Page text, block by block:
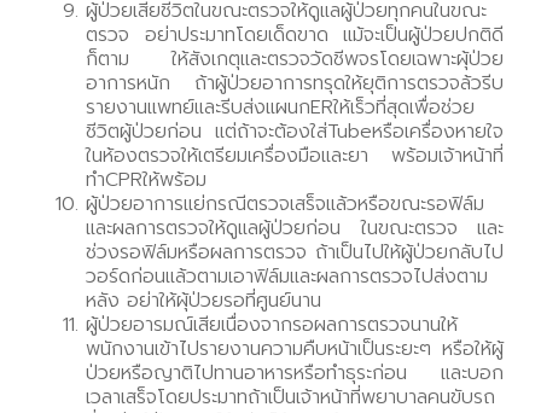
ผู้ป่วยเสียชีวิตในขณะตรวจให้ดูแลผู้ป่วยทุกคนในขณะ
ตรวจ อย่าประมาทโดยเด็ดขาด แม้จะเป็นผู้ป่วยปกติดี
ก็ตาม ให้สังเกตุและตรวจวัดชีพจรโดยเฉพาะผุ้ป่วย
อาการหนัก ถ้าผู้ป่วยอาการทรุดให้ยุติการตรวจล้วรีบ
รายงานแพทย์และรีบส่งแผนกERให้เร็วที่สุดเพื่อช่วย
ชีวิตผู้ป่วยก่อน แต่ถ้าจะต้องใส่Tubeหรือเครื่องหายใจ
ในห้องตรวจให้เตรียมเครื่องมือและยา พร้อมเจ้าหน้าที่
ทำCPRให้พร้อม
ผู้ป่วยอาการแย่กรณีตรวจเสร็จแล้วหรือขณะรอฟิล์ม
และผลการตรวจให้ดูแลผู้ป่วยก่อน ในขณะตรวจ และ
ช่วงรอฟิล์มหรือผลการตรวจ ถ้าเป็นไปให้ผู้ป่วยกลับไป
วอร์ดก่อนแล้วตามเอาฟิล์มและผลการตรวจไปส่งตาม
หลัง อย่าให้ผุ้ป่วยรอที่ศูนย์นาน
ผู้ป่วยอารมณ์เสียเนื่องจากรอผลการตรวจนานให้
พนักงานเข้าไปรายงานความคืบหน้าเป็นระยะๆ หรือให้ผู้
ป่วยหรือญาติไปทานอาหารหรือทำธุระก่อน และบอก
เวลาเสร็จโดยประมาทถ้าเป็นเจ้าหน้าที่พยาบาลคนขับรถ